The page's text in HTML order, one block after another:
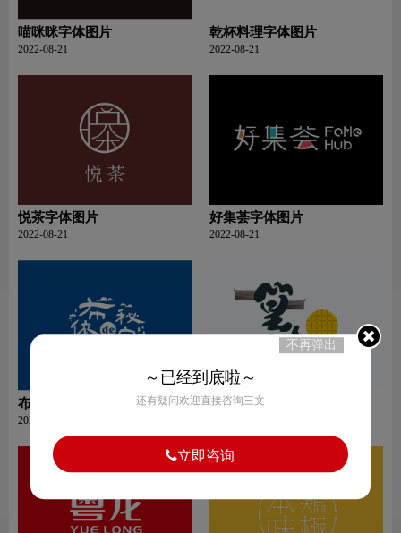
喵咪咪字体图片
2022-08-21
乾杯料理字体图片
2022-08-21
悦茶字体图片
2022-08-21
好集荟字体图片
2022-08-21
布依秘密族字体图片
2022-08-21
篁岭字体图片
不再弹出
～已经到底啦～
还有疑问欢迎直接咨询三文
立即咨询